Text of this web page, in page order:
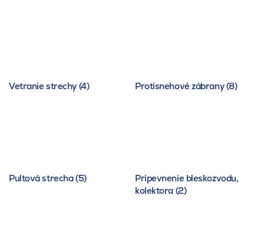
Vetranie strechy (4) Protisnehové zábrany (8)
Pultová strecha (5)
Pripevnenie bleskozvodu,
kolektora (2)